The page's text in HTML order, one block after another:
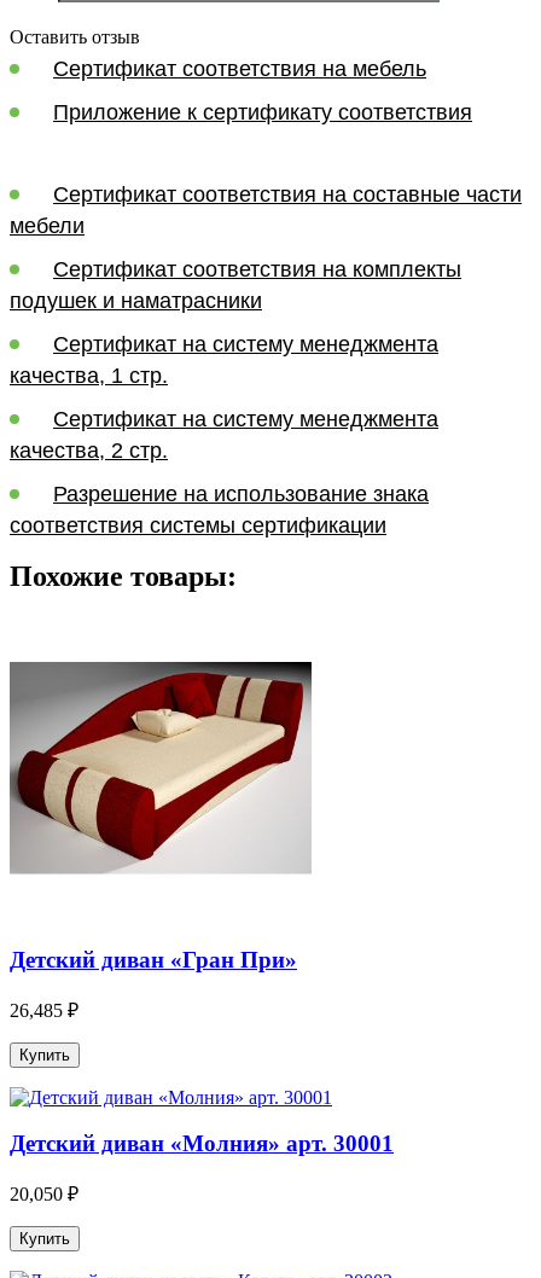
Оставить отзыв
Сертификат соответствия на мебель
Приложение к сертификату соответствия
Сертификат соответствия на составные части
мебели
Сертификат соответствия на комплекты
подушек и наматрасники
Сертификат на систему менеджмента
качества, 1 стр.
Сертификат на систему менеджмента
качества, 2 стр.
Разрешение на использование знака
соответствия системы сертификации
Похожие товары:
Детский диван «Гран При»
26,485 ₽
Детский диван «Молния» арт. 30001
20,050 ₽